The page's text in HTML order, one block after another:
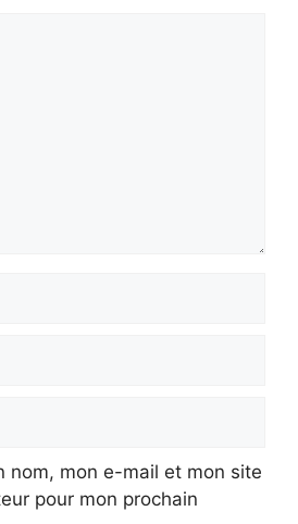
nom, mon e-mail et mon site
pour mon prochain